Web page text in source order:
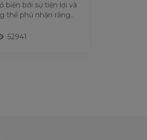
biến bởi sự tiện lợi và
thể phủ nhận rằng
52941